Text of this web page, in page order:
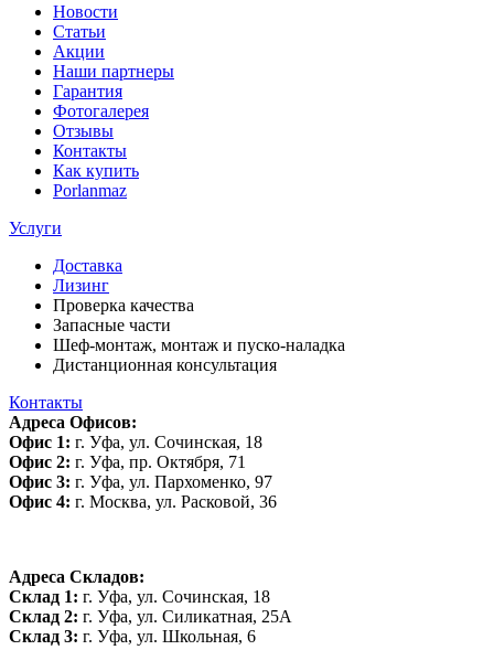
Новости
Статьи
Акции
Наши партнеры
Гарантия
Фотогалерея
Отзывы
Контакты
Как купить
Porlanmaz
Услуги
Доставка
Лизинг
Проверка качества
Запасные части
Шеф-монтаж, монтаж и пуско-наладка
Дистанционная консультация
Контакты
Адреса Офисов:
Офис 1: г. Уфа, ул. Сочинская, 18
Офис 2: г. Уфа, пр. Октября, 71
Офис 3: г. Уфа, ул. Пархоменко, 97
Офис 4: г. Москва, ул. Расковой, 36
Адреса Складов:
Склад 1: г. Уфа, ул. Сочинская, 18
Склад 2: г. Уфа, ул. Силикатная, 25А
Склад 3: г. Уфа, ул. Школьная, 6